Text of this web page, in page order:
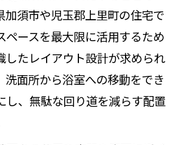
加須市や児玉郡上里町の住宅で
ペースを最大限に活用するため
したレイアウト設計が求められ
洗面所から浴室への移動をでき
し、無駄な回り道を減らす配置